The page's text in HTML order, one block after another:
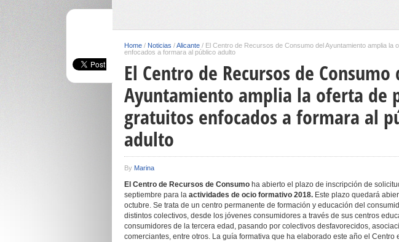
Home / Noticias /Alicante / El Centro de Recursos de Consumo del Ayuntamiento amplia la
enfocados a formara al público adulto
El Centro de Recursos de Consumo
Ayuntamiento amplia la oferta de
gratuitos enfocados a formara al
adulto
By Marina
El Centro de Recursos de Consumo ha abierto el plazo de inscripción de
septiembre para la actividades de ocio formativo 2018. Este plazo quedará
octubre. Se trata de un centro permanente de formación y educación del
distintos colectivos, desde los jóvenes consumidores a través de sus centros
consumidores de la tercera edad, pasando por colectivos desfavorecidos,
comerciantes, entre otros. La guía formativa que ha elaborado este año el Centro